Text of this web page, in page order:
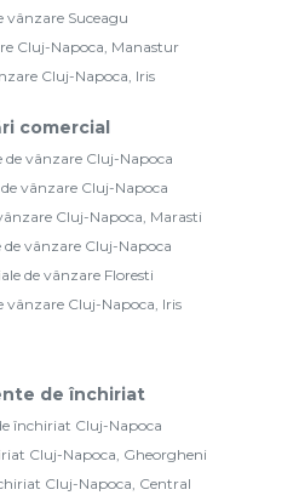
vânzare Suceagu
Cluj-Napoca, Manastur
Cluj-Napoca, Iris
comercial
de vânzare Cluj-Napoca
vânzare Cluj-Napoca
Cluj-Napoca, Marasti
vânzare Cluj-Napoca
de vânzare Floresti
vânzare Cluj-Napoca, Iris
de închiriat
închiriat Cluj-Napoca
Cluj-Napoca, Gheorgheni
Cluj-Napoca, Central